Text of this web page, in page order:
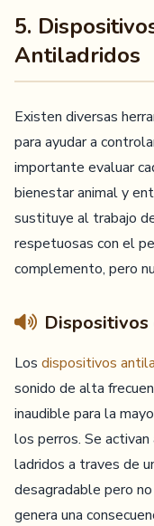
5.
Antiladridos
Existen diversas
para ayudar a
importante evaluar
bienestar animal y
sustituye al trabajo
respetuosas con el
complemento, pero
Los dispositivos
sonido de alta
inaudible para la
los perros. Se
ladridos a traves de
desagradable pero
genera una